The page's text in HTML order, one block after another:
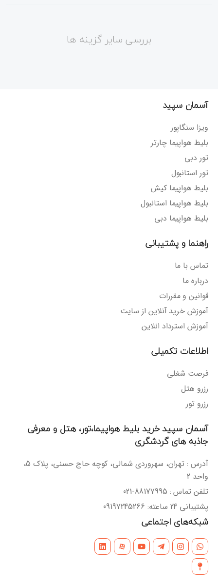
بررسی سایر گزینه ها
آسمان سپید
ویزا سنگاپور
بلیط هواپیما چارتر
تور دبی
تور استانبول
بلیط هواپیما کیش
بلیط هواپیما استانبول
بلیط هواپیما دبی
راهنما و پشتیبانی
تماس با ما
درباره ما
قوانین و مقررات
آموزش خرید آنلاین از سایت
آموزش استرداد انلاین
اطلاعات تکمیلی
فرصت شغلی
رزرو هتل
رزرو تور
آسمان سپید خرید بلیط هواپیما،تور، هتل و معرفی
جاذبه های گردشگری
آدرس : تهران، سهروردی شمالی، کوچه حاج حسنی، پلاک 5،
واحد 2
تلفن تماس : 88177995-021
پشتیبانی 24 ساعته: 09197245266
شبکه‌های اجتماعی